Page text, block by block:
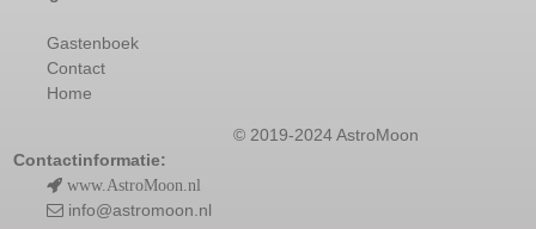
Gastenboek
Contact
Home
© 2019-2024 AstroMoon
Contactinformatie:
www.AstroMoon.nl
info@astromoon.nl